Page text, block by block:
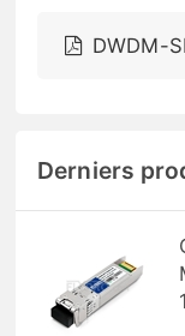
DWDM-
Derniers